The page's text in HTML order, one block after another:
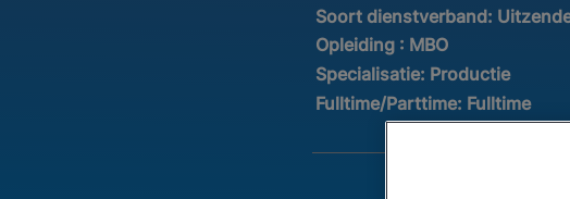
Soort dienstverband:
Opleiding : MBO
Specialisatie: Productie
Fulltime/Parttime: Fulltime